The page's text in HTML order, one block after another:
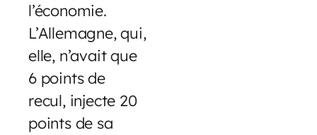
l’économie.
L’Allemagne, qui,
elle, n’avait que
6 points de
recul, injecte 20
points de sa